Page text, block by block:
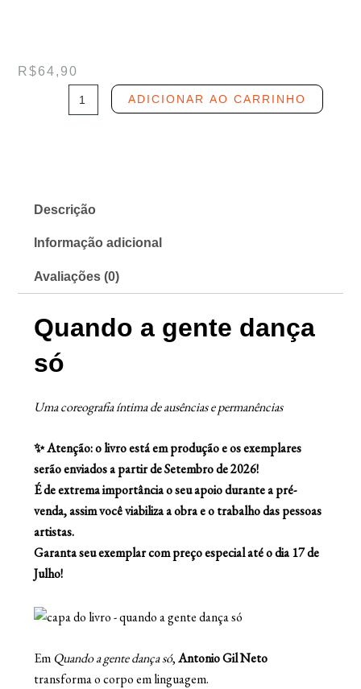
Descrição
Informação adicional
Avaliações (0)
Quando a gente dança
só
Uma coreografia íntima de ausências e permanências
✨ Atenção: o livro está em produção e os exemplares
serão enviados a partir de Setembro de 2026!
É de extrema importância o seu apoio durante a pré-
venda, assim você viabiliza a obra e o trabalho das pessoas
artistas.
Garanta seu exemplar com preço especial até o dia 17 de
Julho!
EmQuando a gente dança só,Antonio Gil Neto
transforma o corpo em linguagem.
R$64,90
Antonio
Gil
quantidade
ADICIONAR AO CARRINHO